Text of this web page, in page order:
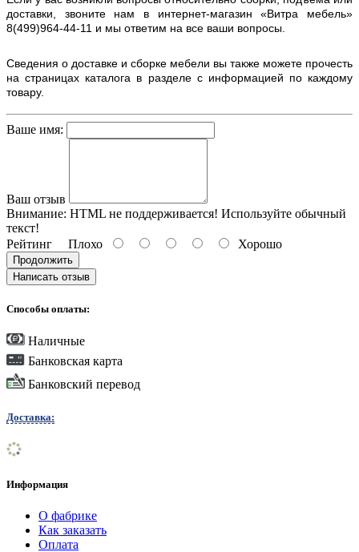
доставки, звоните нам в интернет-магазин «Витра мебель»
8(499)964-44-11 и мы ответим на все ваши вопросы.
Сведения о доставке и сборке мебели вы также можете прочесть
на страницах каталога в разделе с информацией по каждому
товару.
Ваше имя:
Ваш отзыв
Внимание: HTML не поддерживается! Используйте обычный
текст!
Рейтинг Плохо Хорошо
Продолжить
Написать отзыв
Способы оплаты:
Наличные
Банковская карта
Банковский перевод
Доставка:
Информация
О фабрике
Как заказать
Оплата